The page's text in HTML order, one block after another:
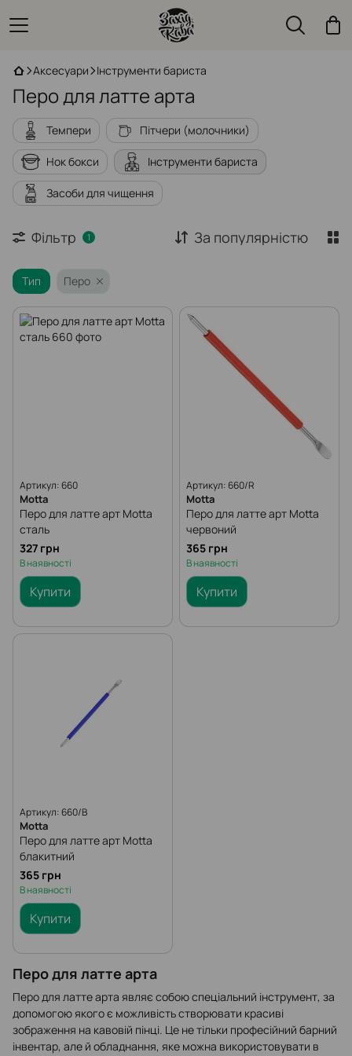
Аксесуари Інструменти бариста
Перо для латте арта
Темпери Пітчери (молочники)
Нок бокси Інструменти бариста
Засоби для чищення
Фільтр 1 За популярністю
Тип Перо
Артикул: 660
Motta
Перо для латте арт Мotta
сталь
327 грн
В наявності
Купити
Артикул: 660/R
Motta
Перо для латте арт Мotta
червоний
365 грн
В наявності
Купити
Артикул: 660/B
Motta
Перо для латте арт Мotta
блакитний
365 грн
В наявності
Купити
Перо для латте арта
Перо для латте арта являє собою спеціальний інструмент, за
допомогою якого є можливість створювати красиві
зображення на кавовій пінці. Це не тільки професійний барний
інвентар, але й обладнання, яке можна використовувати в